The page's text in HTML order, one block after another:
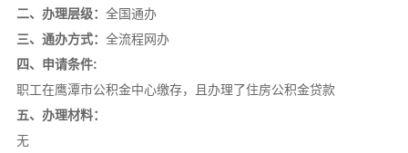
二、办理层级： 全国通办
三、通办方式： 全流程网办
四、申请条件:
职工在鹰潭市公积金中心缴存，且办理了住房公积金贷款
五、办理材料：
无